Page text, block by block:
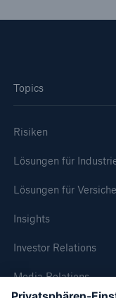
Topics
Risiken
Lösungen für
Lösungen für
Insights
Investor Relations
Media Relations
Marine Trend
Naturkatastrophen
seit 1980